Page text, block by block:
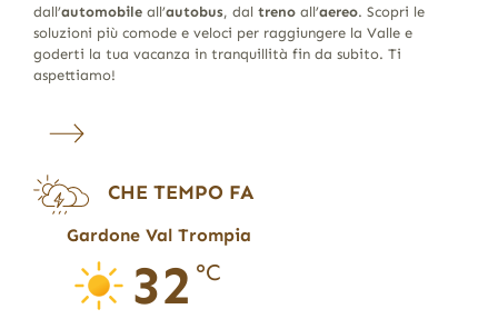
dall’automobileall’autobus, dal trenoall’aereo. Scopri le
soluzioni più comode e veloci per raggiungere la Valle e
goderti la tua vacanza in tranquillità fin da subito. Ti
aspettiamo!
CHE TEMPO FA
Gardone Val Trompia
32 °C